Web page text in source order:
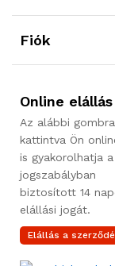
Fiók
Online elállás
Az alábbi gombra
kattintva Ön
is gyakorolhatja a
jogszabályban
biztosított 14
elállási jogát.
Elállás a